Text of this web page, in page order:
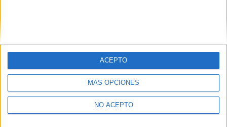
MÁS OPCIONES
NO ACEPTO
ACEPTO
Quiénes somos|Contactar|
Aviso legal|Politica de privacidad|Condiciones generales|Política
de cookies
© 2003-2026Compás Mediterráneo S.L.- Diego de León 47 - 28006